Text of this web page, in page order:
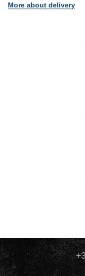
More about delivery